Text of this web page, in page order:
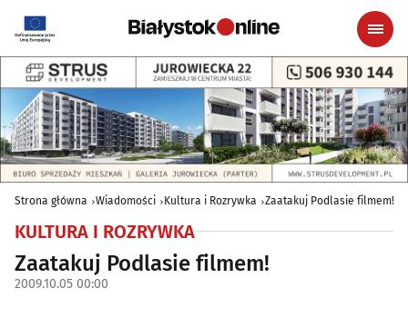
Strona główna Wiadomości Kultura i Rozrywka Zaatakuj Podlasie filmem!
KULTURA I ROZRYWKA
Zaatakuj Podlasie filmem!
2009.10.05 00:00